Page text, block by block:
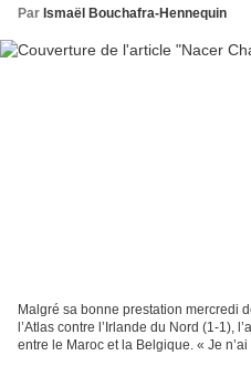
Par Ismaël Bouchafra-Hennequin
Malgré sa bonne prestation mercredi
l’Atlas contre l’Irlande du Nord (1-1),
entre le Maroc et la Belgique. « Je